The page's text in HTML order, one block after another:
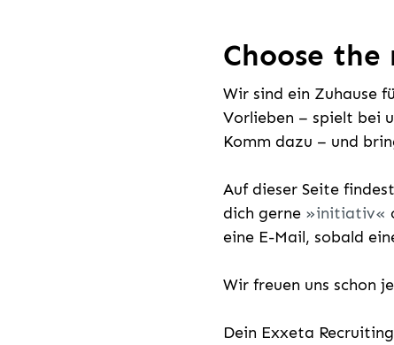
Choose
Wir sind ein Zuhause
Vorlieben – spielt bei
Komm dazu – und
Auf dieser Seite
dich gerne
initiativ
eine E-Mail, sobald
Wir freuen uns schon
Dein Exxeta